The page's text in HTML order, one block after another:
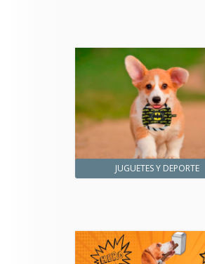
JUGUETES Y DEPORTE